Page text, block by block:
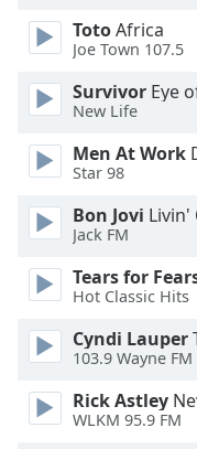
Fullscreen
This
modal
window.
dialog
window.
Escape
cancel
and
close
TotoAfrica
Joe Town 107.5
Survivor Eye
New Life
Men At Work
Star 98
Bon Jovi Livin'
Jack FM
Tears for
Hot Classic Hits
Cyndi Lauper
103.9 Wayne FM
Rick Astley
WLKM 95.9 FM